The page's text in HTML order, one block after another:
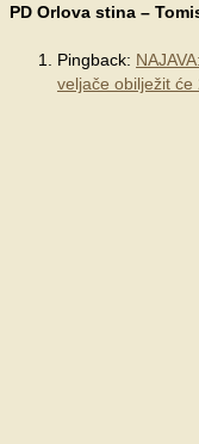
PD Orlova stina –
Pingback:
veljače obilježit